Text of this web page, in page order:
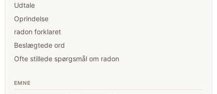
Udtale
Oprindelse
radon forklaret
Beslægtede ord
Ofte stillede spørgsmål om radon
EMNE